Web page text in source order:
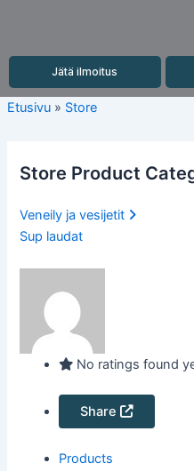
Jätä ilmoitus
Etusivu» Store
Store Product
Veneily ja vesijetit
Sup laudat
No ratings found
Share
Products